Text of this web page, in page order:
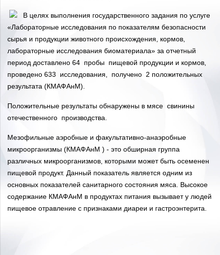
В целях выполнения государственного задания по услуге
«Лабораторные исследования по показателям безопасности
сырья и продукции животного происхождения, кормов,
лабораторные исследования биоматериала» за отчетный
период доставлено 64 пробы пищевой продукции и кормов,
проведено 633 исследования, получено 2 положительных
результата (КМАФАнМ).
Положительные результаты обнаружены в мясе свинины
отечественного производства.
Мезофильные аэробные и факультативно-анаэробные
микроорганизмы (КМАФАнМ ) - это обширная группа
различных микроорганизмов, которыми может быть осеменен
пищевой продукт. Данный показатель является одним из
основных показателей санитарного состояния мяса. Высокое
содержание КМАФАнМ в продуктах питания вызывает у людей
пищевое отравление с признаками диареи и гастроэнтерита.